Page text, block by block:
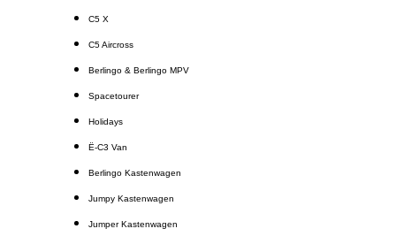
C5 X
C5 Aircross
Berlingo & Berlingo MPV
Spacetourer
Holidays
Ë-C3 Van
Berlingo Kastenwagen
Jumpy Kastenwagen
Jumper Kastenwagen